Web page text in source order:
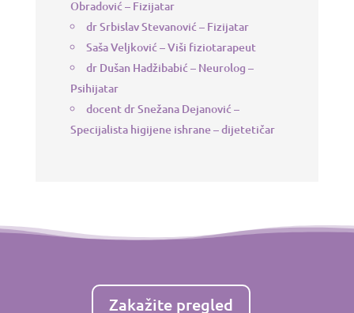
Obradović – Fizijatar
dr Srbislav Stevanović – Fizijatar
Saša Veljković – Viši fiziotarapeut
dr Dušan Hadžibabić – Neurolog –
Psihijatar
docent dr Snežana Dejanović –
Specijalista higijene ishrane – dijetetičar
Zakažite pregled